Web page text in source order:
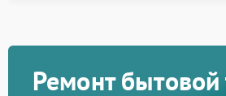
Ремонт бытовой